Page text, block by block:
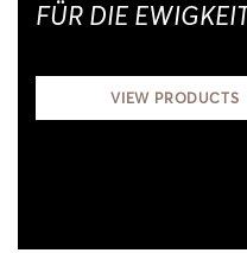
FÜR DIE EWIGKEIT
VIEW PRODUCTS